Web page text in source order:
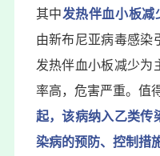
其中发热伴血小板减
由新布尼亚病毒感染
发热伴血小板减少为
率高，危害严重。值
起，该病纳入乙类传
染病的预防、控制措施